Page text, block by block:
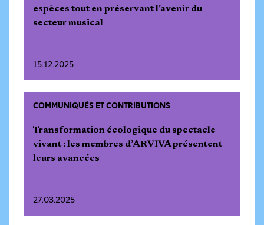
espèces tout en préservant l’avenir du
secteur musical
15.12.2025
COMMUNIQUÉS ET CONTRIBUTIONS
Transformation écologique du spectacle
vivant : les membres d’ARVIVA présentent
leurs avancées
27.03.2025